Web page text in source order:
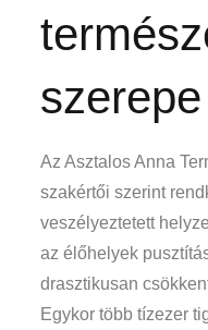
szerepe
Az Asztalos Anna
szakértői szerint
veszélyeztetett
az élőhelyek
drasztikusan
Egykor több tízezer